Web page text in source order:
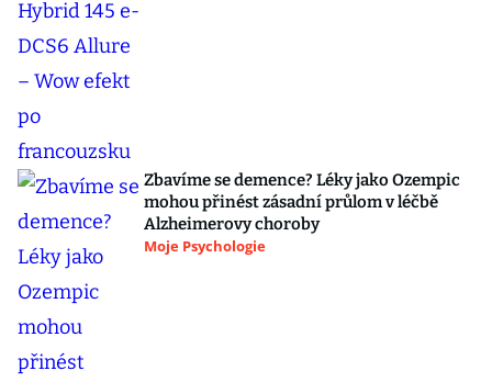
Zbavíme se demence? Léky jako Ozempic
mohou přinést zásadní průlom v léčbě
Alzheimerovy choroby
Moje Psychologie